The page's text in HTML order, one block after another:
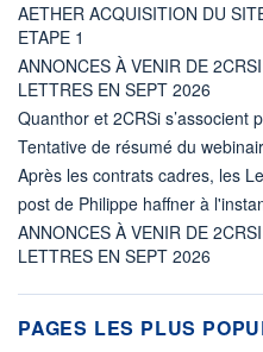
AETHER ACQUISITION DU
ETAPE 1
ANNONCES À VENIR DE
LETTRES EN SEPT 2026
Quanthor et 2CRSi s’associent
Tentative de résumé du
Après les contrats cadres, les
post de Philippe haffner à
ANNONCES À VENIR DE
LETTRES EN SEPT 2026
PAGES LES PLUS